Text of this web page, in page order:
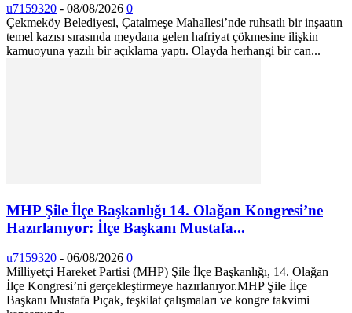
u7159320 - 08/08/2026 0
Çekmeköy Belediyesi, Çatalmeşe Mahallesi’nde ruhsatlı bir inşaatın
temel kazısı sırasında meydana gelen hafriyat çökmesine ilişkin
kamuoyuna yazılı bir açıklama yaptı. Olayda herhangi bir can...
MHP Şile İlçe Başkanlığı 14. Olağan Kongresi’ne
Hazırlanıyor: İlçe Başkanı Mustafa...
u7159320 - 06/08/2026 0
Milliyetçi Hareket Partisi (MHP) Şile İlçe Başkanlığı, 14. Olağan
İlçe Kongresi’ni gerçekleştirmeye hazırlanıyor. ​MHP Şile İlçe
Başkanı Mustafa Pıçak, teşkilat çalışmaları ve kongre takvimi